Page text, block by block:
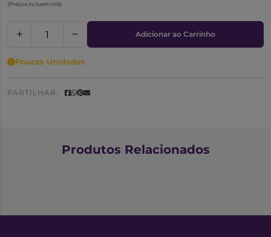
(Preços incluem IVA)
Adicionar ao Carrinho
Poucas Unidades
PARTILHAR:
Produtos Relacionados